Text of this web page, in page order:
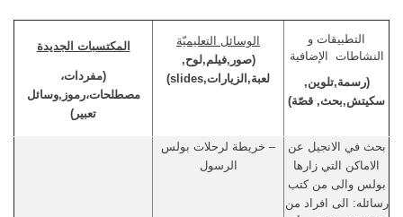
المكتسبات الجديدة
(مفردات،
مصطلحات،رموز,وسائل
تعبير)
الوسائل التعليميّة
(صور,فيلم,لوح,
لعبة,الزيارات,slides
)
التطبيقات و
النشاطات الإضافية
(رسمة,تلوين,
سكيتش,بحث, قصّة)
– خريطة لرحلات بولس
الرسول
بحث في الانجيل عن
الاماكن التي زارها
بولس والى من كتب
رسائله: الى افراد من